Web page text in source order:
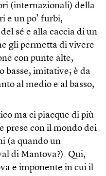
(internazionali) della
e un po’ furbi,
sé e alla caccia di un
gli permetta di vivere
con punte alte,
basse, imitative; è da
al medio e al basso,
ma ci piacque di più
prese con il mondo dei
(a quando un
di Mantova?). Qui,
e imponente in cui il